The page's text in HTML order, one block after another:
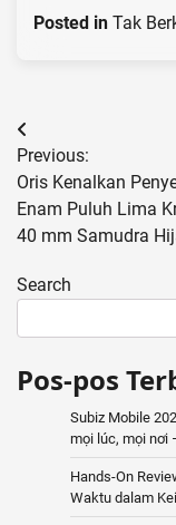
Posted in Tak
Post
navigation
Previous:
Oris Kenalkan
Enam Puluh Lima
40 mm Samudra
Search
Pos-pos
Subiz Mobile
mọi lúc, mọi nơi
Hands-On
Waktu dalam